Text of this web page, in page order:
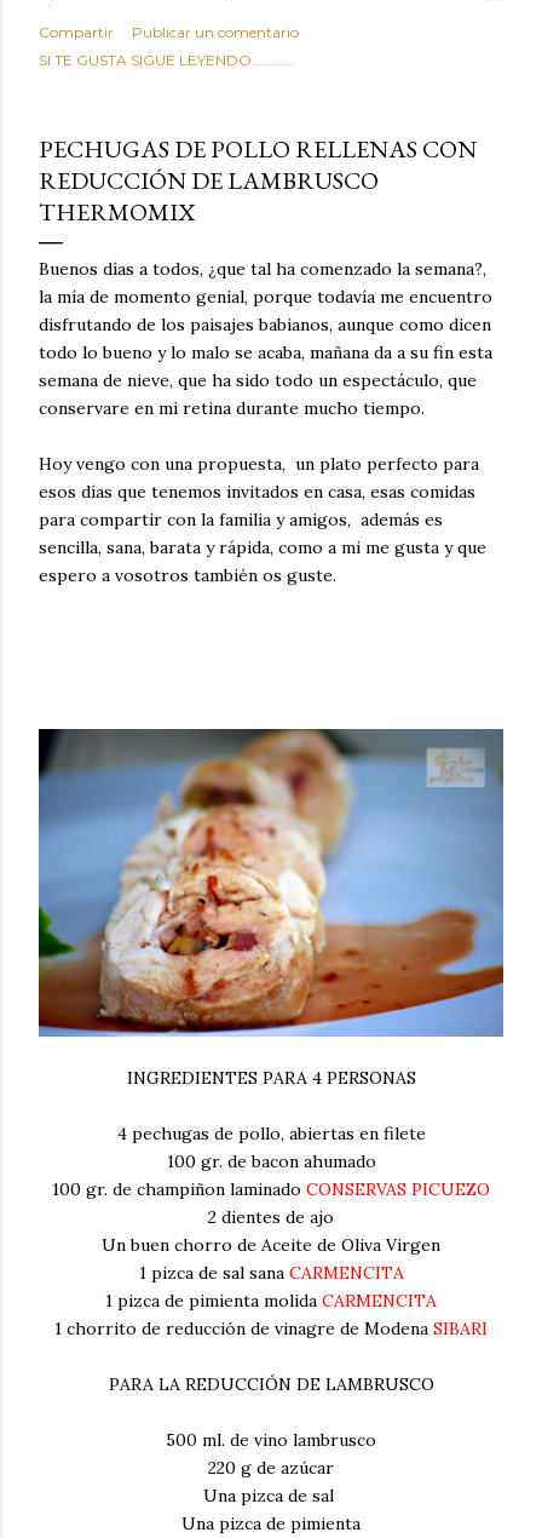
típicas patatas de bolsa, frutos secos fritos o snacks
ultraprocesados llenos de grasas saturadas y sodio?
Todos hemos estado ahí. Sin embargo, cuidarse no tiene
satisface. Estas alubias crujientes al horno van a cambiar
por completo tu forma de ver las legumbres. Olvídate de
asociar las alubias únicamente a los guisos tradicionales y
revolucionaria, transformaremos un ingrediente tan
humilde como la alubia de La Bañeza en un snack ligero,
dorado, cargado de proteína y 100% natural. Es el
sustituto perfecto a los frutos se...
Compartir
Publicar un comentario
SI TE GUSTA SIGUE LEYENDO............
PECHUGAS DE POLLO RELLENAS CON
REDUCCIÓN DE LAMBRUSCO
THERMOMIX
Buenos días a todos, ¿que tal ha comenzado la semana?,
la mía de momento genial, porque todavía me encuentro
disfrutando de los paisajes babianos, aunque como dicen
todo lo bueno y lo malo se acaba, mañana da a su fin esta
semana de nieve, que ha sido todo un espectáculo, que
conservare en mi retina durante mucho tiempo.
Hoy vengo con una propuesta, un plato perfecto para
esos días que tenemos invitados en casa, esas comidas
para compartir con la familia y amigos, además es
sencilla, sana, barata y rápida, como a mi me gusta y que
espero a vosotros también os guste.
INGREDIENTES PARA 4 PERSONAS
4 pechugas de pollo, abiertas en filete
100 gr. de bacon ahumado
100 gr. de champiñon laminado CONSERVAS PICUEZO
2 dientes de ajo
Un buen chorro de Aceite de Oliva Virgen
1 pizca de sal sana CARMENCITA
1 pizca de pimienta molida CARMENCITA
1 chorrito de reducción de vinagre de Modena SIBARI
PARA LA REDUCCIÓN DE LAMBRUSCO
500 ml. de vino lambrusco
220 g de azúcar
Una pizca de sal
Una pizca de pimienta